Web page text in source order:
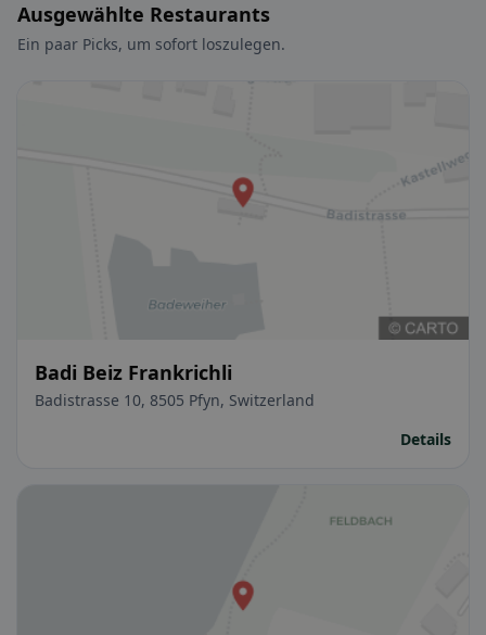
Ausgewählte Restaurants
Ein paar Picks, um sofort loszulegen.
Badi Beiz Frankrichli
Badistrasse 10, 8505 Pfyn, Switzerland
Details